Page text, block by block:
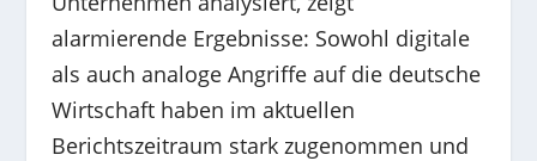
alarmierende Ergebnisse: Sowohl digitale
als auch analoge Angriffe auf die deutsche
Wirtschaft haben im aktuellen
Berichtszeitraum stark zugenommen und